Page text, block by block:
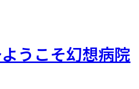
うこそ幻想病院